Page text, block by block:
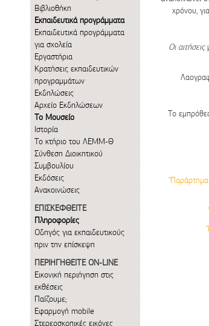
Βιβλιοθήκη
Εκπαιδευτικά προγράμματα
Εκπαιδευτικά προγράμματα
για σχολεία
Εργαστήρια
Κρατήσεις εκπαιδευτικών
προγραμμάτων
Εκδηλώσεις
Αρχείο Εκδηλώσεων
Το Μουσείο
Ιστορία
Το κτήριο του ΛΕΜΜ-Θ
Σύνθεση Διοικητικού
Συμβουλίου
Εκδόσεις
Ανακοινώσεις
ΕΠΙΣΚΕΦΘΕΙΤΕ
Πληροφορίες
Οδηγός για εκπαιδευτικούς
πριν την επίσκεψη
ΠΕΡΙΗΓΗΘΕΙΤΕ ON-LINE
Εικονική περιήγηση στις
εκθέσεις
Παίζουμε;
Εφαρμογή mobile
Στερεοσκοπικές εικόνες
χρόνου, για
Οι αιτήσεις
Το